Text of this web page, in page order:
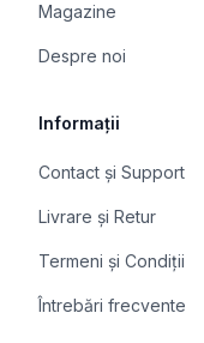
Magazine
Despre noi
Informații
Contact și Support
Livrare și Retur
Termeni și Condiții
Întrebări frecvente